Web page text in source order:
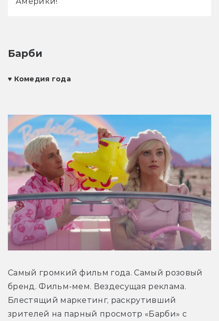
Барби
♥ Комедия года
Самый громкий фильм года. Самый розовый
бренд. Фильм-мем. Вездесущая реклама.
Блестящий маркетинг, раскрутивший
зрителей на парный просмотр «Барби» с